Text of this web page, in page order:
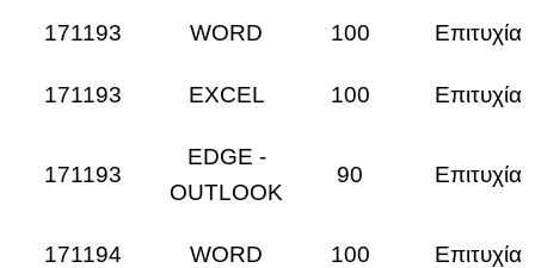
171193 WORD 100 Επιτυχία
171193 EXCEL 100 Επιτυχία
171193
EDGE -
OUTLOOK
90 Επιτυχία
171194 WORD 100 Επιτυχία